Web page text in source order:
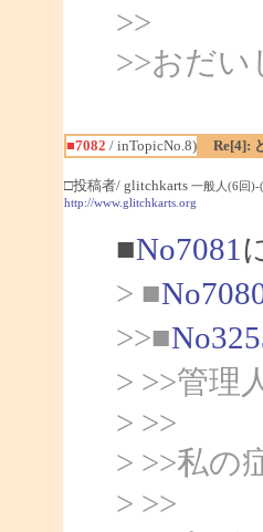
>>
>>おだい
■7082 / inTopicNo.8) Re[4]:
□投稿者/ glitchkarts 一般人(6回)-
http://www.glitchkarts.org
■No7081
> ■
>>■
> >>管理
> >>
> >>私
> >>